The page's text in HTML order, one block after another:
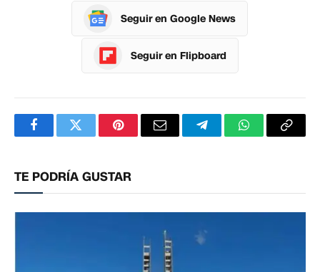
Seguir en Google News
Seguir en Flipboard
FacebookTwitterPinterestCorreoTelegramWhatsApp
TE PODRÍA GUSTAR